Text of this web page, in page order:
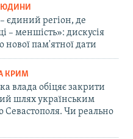
єдиний регіон, де
– меншість»: дискусія
нової пам'ятної дати
КРИМ
влада обіцяє закрити
шлях українським
Севастополя. Чи реально